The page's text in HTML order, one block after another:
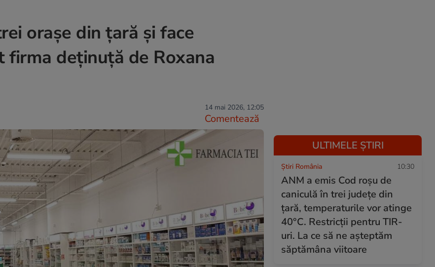
orașe din țară și face
firma deținuță de Roxana
14 mai 2026, 12:05
Comentează
ULTIMELE ȘTIRI
Știri România 10:30
ANM a emis Cod roșu de
caniculă în trei județe din
țară, temperaturile vor atinge
40°C. Restricții pentru TIR-
uri. La ce să ne așteptăm
săptămâna viitoare